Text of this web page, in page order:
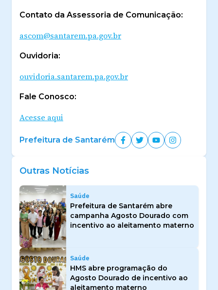
Contato da Assessoria de Comunicação:
ascom@santarem.pa.gov.br
Ouvidoria:
ouvidoria.santarem.pa.gov.br
Fale Conosco:
Acesse aqui
Prefeitura de Santarém
Outras Notícias
Saúde
Prefeitura de Santarém abre
campanha Agosto Dourado com
incentivo ao aleitamento materno
Saúde
HMS abre programação do
Agosto Dourado de incentivo ao
aleitamento materno